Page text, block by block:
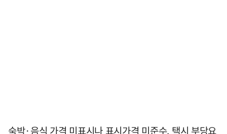
숙박·음식 가격 미표시나 표시가격 미준수, 택시 부당요